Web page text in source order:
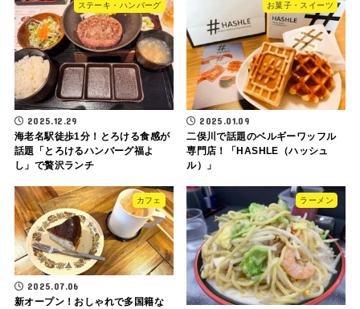
ステーキ・ハンバーグ
2025.12.29
海老名駅徒歩1分！とろける食感が
話題「とろけるハンバーグ福よ
し」で贅沢ランチ
お菓子・スイーツ
2025.01.09
二俣川で話題のベルギーワッフル
専門店！「HASHLE（ハッシュ
ル）」
カフェ
2025.07.06
新オープン！おしゃれで多国籍な
ラーメン